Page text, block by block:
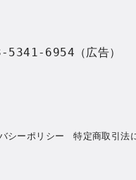
6954（広告）
シーポリシー 特定商取引法